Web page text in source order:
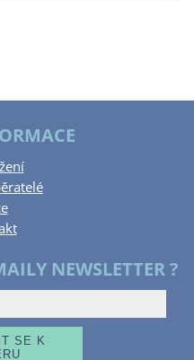
NEWSLETTER ?